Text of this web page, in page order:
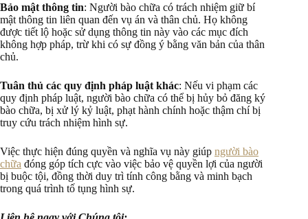
Bảo mật thông tin: Người bào chữa có trách nhiệm giữ bí
mật thông tin liên quan đến vụ án và thân chủ. Họ không
được tiết lộ hoặc sử dụng thông tin này vào các mục đích
không hợp pháp, trừ khi có sự đồng ý bằng văn bản của thân
chủ.
Tuân thủ các quy định pháp luật khác: Nếu vi phạm các
quy định pháp luật, người bào chữa có thể bị hủy bỏ đăng ký
bào chữa, bị xử lý kỷ luật, phạt hành chính hoặc thậm chí bị
truy cứu trách nhiệm hình sự.
Việc thực hiện đúng quyền và nghĩa vụ này giúp người bào
chữa đóng góp tích cực vào việc bảo vệ quyền lợi của người
bị buộc tội, đồng thời duy trì tính công bằng và minh bạch
trong quá trình tố tụng hình sự.